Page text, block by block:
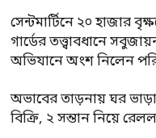
সেন্টমার্টিনে ২০ হাজার
গার্ডের তত্ত্বাবধানে
অভিযানে অংশ নিলেন
অভাবের তাড়নায় ঘর
বিক্রি, ২ সন্তান নিয়ে